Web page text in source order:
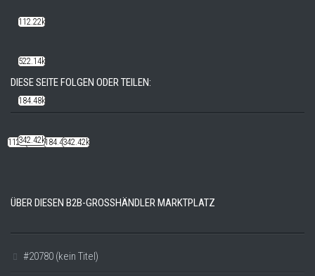
DIESE SEITE FOLGEN ODER TEILEN:
112.22k522.14k184.48k342.42k
ÜBER DIESEN B2B-GROSSHÄNDLER MARKTPLATZ
#20780 (kein Titel)
112.22k
522.14k
184.48k
342.42k